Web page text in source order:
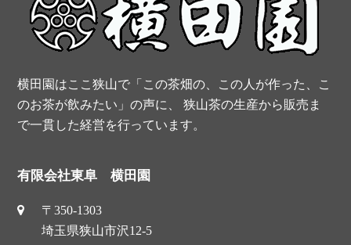
o
o
r
e
t
b
e
横田園はここ狭山で「この茶畑の、この人が作った、こ
のお茶が飲みたい」の声に、 狭山茶の生産から販売ま
で一貫した経営を行っています。
有限会社東阜 横田園
〒350-1303
埼玉県狭山市沢12-5